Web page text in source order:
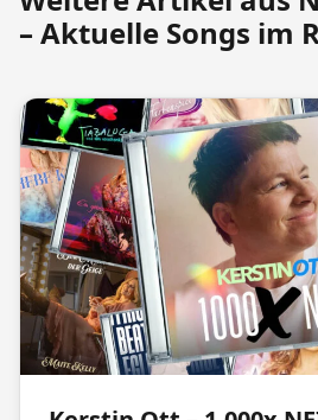
– Aktuelle Songs im